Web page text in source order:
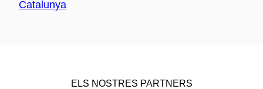
ELS NOSTRES PARTNERS